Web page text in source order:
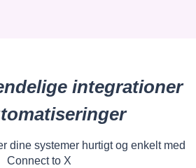
integrationer
dine systemer hurtigt og enkelt med
Connect to X